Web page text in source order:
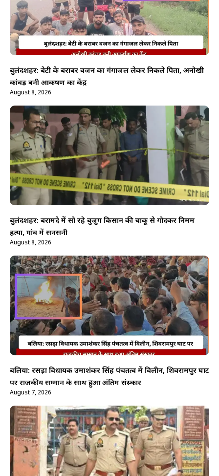
बुलंदशहर: बेटी के बराबर वजन का गंगाजल लेकर निकले पिता, अनोखी
कांवड़ बनी आकर्षण का केंद्र
August 8, 2026
बुलंदशहर: बरामदे में सो रहे बुजुर्ग किसान की चाकू से गोदकर निर्मम
हत्या, गांव में सनसनी
August 8, 2026
बलिया: रसड़ा विधायक उमाशंकर सिंह पंचतत्व में विलीन, शिवरामपुर घाट
पर राजकीय सम्मान के साथ हुआ अंतिम संस्कार
August 7, 2026